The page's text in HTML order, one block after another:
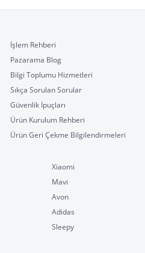
İşlem Rehberi
Pazarama Blog
Bilgi Toplumu Hizmetleri
Sıkça Sorulan Sorular
Güvenlik İpuçları
Ürün Kurulum Rehberi
Ürün Geri Çekme Bilgilendirmeleri
Xiaomi
Mavi
Avon
Adidas
Sleepy